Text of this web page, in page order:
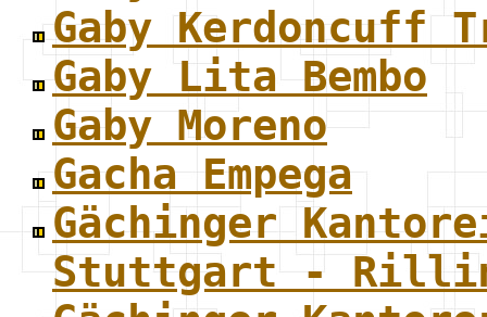
Gaby Kerdoncuff
Gaby Lita Bembo
Gaby Moreno
Gacha Empega
Gächinger
Stuttgart -